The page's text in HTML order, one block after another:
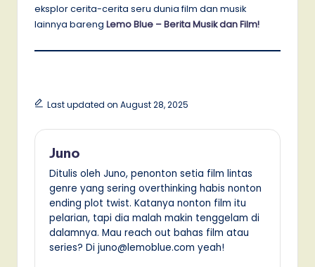
eksplor cerita-cerita seru dunia film dan musik
lainnya bareng Lemo Blue – Berita Musik dan Film!
Last updated on August 28, 2025
Juno
Ditulis oleh Juno, penonton setia film lintas
genre yang sering overthinking habis nonton
ending plot twist. Katanya nonton film itu
pelarian, tapi dia malah makin tenggelam di
dalamnya. Mau reach out bahas film atau
series? Di juno@lemoblue.com yeah!